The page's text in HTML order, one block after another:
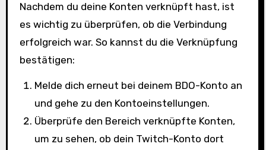
Nachdem du deine Konten verknüpft hast, ist
es wichtig zu überprüfen, ob die Verbindung
erfolgreich war. So kannst du die Verknüpfung
bestätigen:
Melde dich erneut bei deinem BDO-Konto an
und gehe zu den Kontoeinstellungen.
Überprüfe den Bereich verknüpfte Konten,
um zu sehen, ob dein Twitch-Konto dort